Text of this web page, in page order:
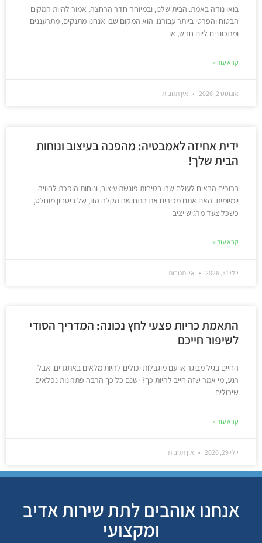
בואו נודה באמת. הבית שלנו, ובמיוחד חדר הרחצה, אמור להיות המקום
הבטוח והפרטי ביותר עבורנו. הוא המקום שבו אנחנו מתנקים, מתרעננים
ומתכוננים ליום חדש, או
קרא עוד »
אוגוסט 2, 2026 אין תגובות
ידית אחיזה לאמבטיה: מהפכה בעיצוב ונוחות
הבית שלך!
ברוכים הבאים לעולם שבו בטיחות פוגשת עיצוב, ונוחות הופכת לחוויה
יומיומית. האם אתם מכירים את התחושה הקלה הזו, של ביטחון מוחלט,
כשכל צעד מרגיש יציב
קרא עוד »
יולי 31, 2026 אין תגובות
התאמת כריות פצעי לחץ נכונה: המדריך הסודי
לשיפור חייכם
החיים בגיל מבוגר או עם מוגבלות יכולים להיות מלאים באתגרים. אבל
רגע, מי אמר שזה חייב להיות כך? ישנם כל כך הרבה פתרונות נפלאים
שיכולים
קרא עוד »
יולי 29, 2026 אין תגובות
אנחנו אוהבים לתת שירות אדיב
ומקצועי